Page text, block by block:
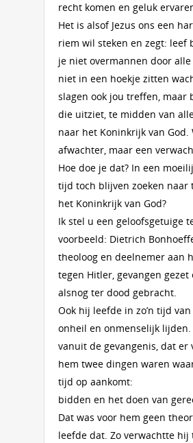
recht komen en geluk
Het is alsof Jezus ons een
riem wil steken en zegt: leef
je niet overmannen door alle
niet in een hoekje zitten
slagen ook jou treffen, maar
die uitziet, te midden van
naar het Koninkrijk van God.
afwachter, maar een
Hoe doe je dat? In een
tijd toch blijven zoeken naar
het Koninkrijk van God?
Ik stel u een geloofsgetuige
voorbeeld: Dietrich
theoloog en deelnemer aan
tegen Hitler, gevangen gezet
alsnog ter dood gebracht.
Ook hij leefde in zo’n tijd
onheil en onmenselijk
vanuit de gevangenis, dat er
hem twee dingen waren
tijd op aankomt:
bidden en het doen van
Dat was voor hem geen
leefde dat. Zo verwachtte hij